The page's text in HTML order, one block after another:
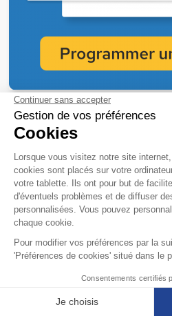
FAQ –
automatiser
Question
Vousavezdesquestions?
Quelle est l'utilité d'un
Comment mettre en place
adapté à son entreprise ?